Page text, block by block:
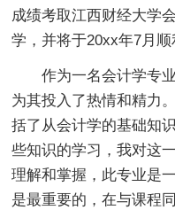
成绩考取江西财经大学
学，并将于20xx年7月顺
作为一名会计学专
为其投入了热情和精力
括了从会计学的基础知
些知识的学习，我对这
理解和掌握，此专业是
是最重要的，在与课程